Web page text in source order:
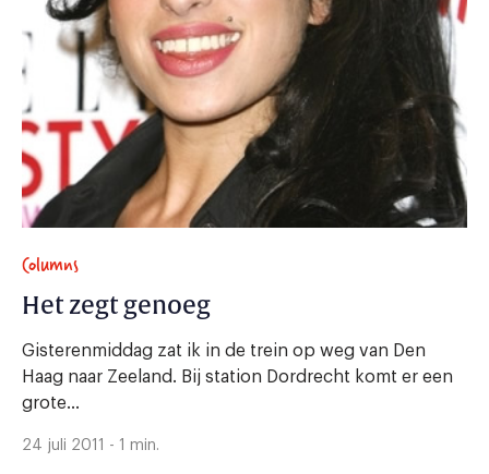
Columns
Het zegt genoeg
Gisterenmiddag zat ik in de trein op weg van Den
Haag naar Zeeland. Bij station Dordrecht komt er een
grote...
24 juli 2011 - 1 min.